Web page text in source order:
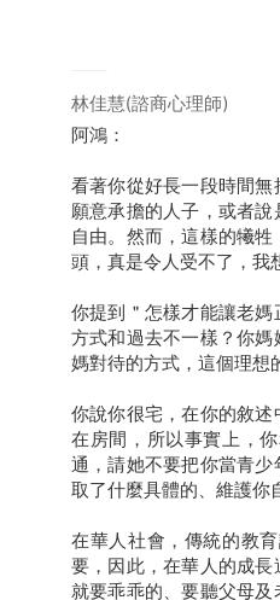
林佳慧(諮商心理師)
阿鴻：
看著你從好長一段時間
願意承擔的人子，或者
自由。然而，這樣的犧
頭，真是令人受不了，
你提到＂怎樣才能讓老
方式和過去不一樣？你
媽對待的方式，這個理
你說你很宅，在你的敘
在房間，所以事實上，
通，請她不要把你當青
取了什麼具體的、維護
在華人社會，傳統的教
要，因此，在華人的成
就要乖乖的、要聽父母